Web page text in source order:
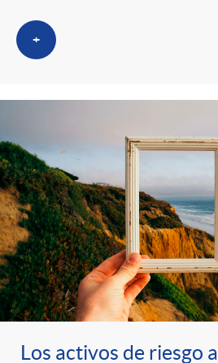
+
Los activos de riesgo